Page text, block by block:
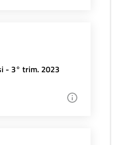
- 3° trim. 2023